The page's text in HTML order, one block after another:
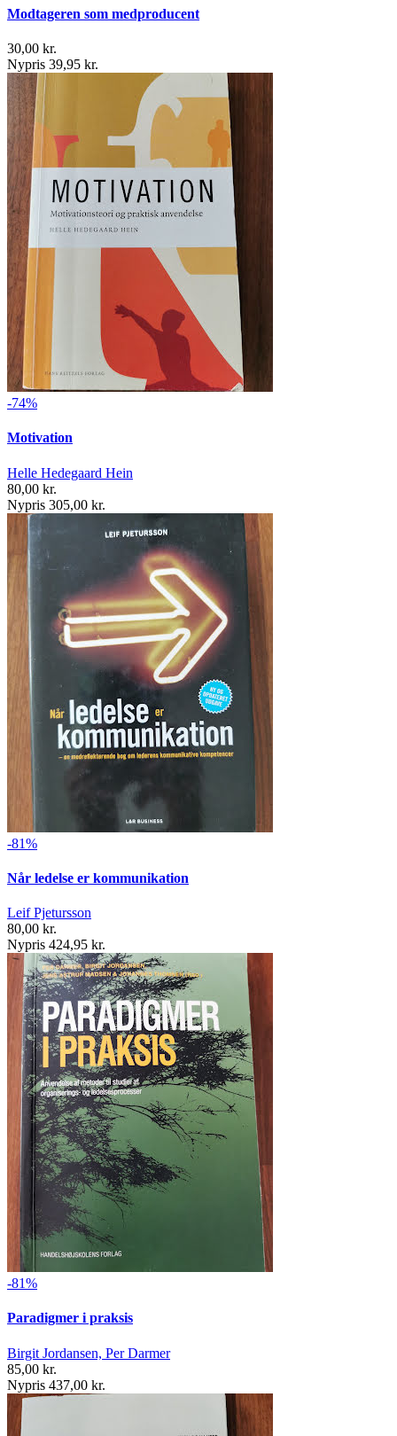
Modtageren som medproducent
30,00 kr.
Nypris 39,95 kr.
-74%
Motivation
Helle Hedegaard Hein
80,00 kr.
Nypris 305,00 kr.
-81%
Når ledelse er kommunikation
Leif Pjetursson
80,00 kr.
Nypris 424,95 kr.
-81%
Paradigmer i praksis
Birgit Jordansen, Per Darmer
85,00 kr.
Nypris 437,00 kr.